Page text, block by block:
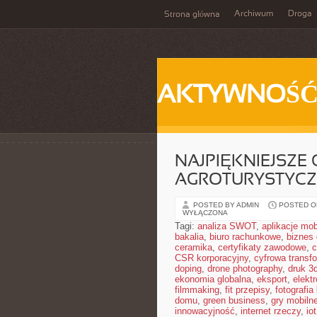
Strona główna Archiwum Droga
AKTYWNOŚĆ
NAJPIĘKNIEJSZE
POSTED BY ADMIN POSTED
WYŁĄCZONA
Tagi: analiza SWOT, aplikacje
bakalia, biuro rachunkowe, biznes
ceramika, certyfikaty zawodowe,
CSR korporacyjny, cyfrowa
doping, drone photography, druk 3d
ekonomia globalna, eksport,
filmmaking, fit przepisy, fotografia
domu, green business, gry
innowacyjność, internet rzeczy, iot